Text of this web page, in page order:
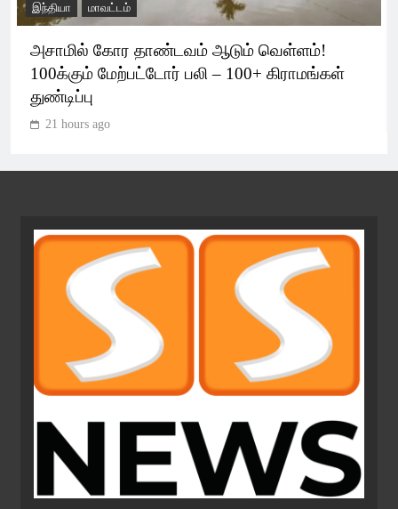
இந்தியா மாவட்டம்
அசாமில் கோர தாண்டவம் ஆடும் வெள்ளம்!
100க்கும் மேற்பட்டோர் பலி – 100+ கிராமங்கள்
துண்டிப்பு
21 hours ago